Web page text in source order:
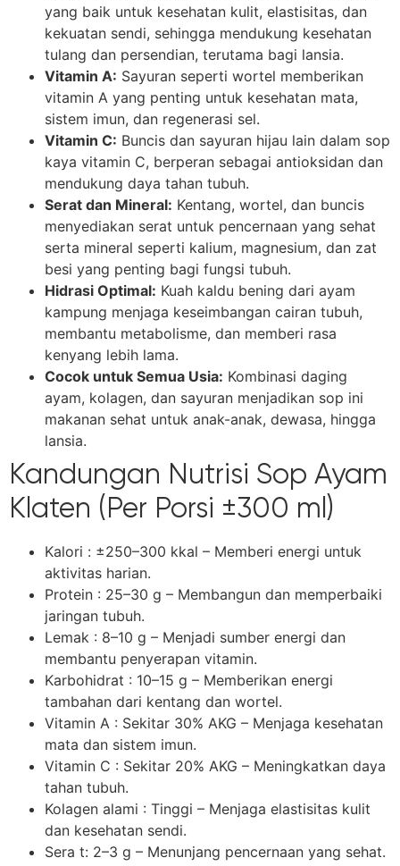
yang baik untuk kesehatan kulit, elastisitas, dan
kekuatan sendi, sehingga mendukung kesehatan
tulang dan persendian, terutama bagi lansia.
Vitamin A: Sayuran seperti wortel memberikan
vitamin A yang penting untuk kesehatan mata,
sistem imun, dan regenerasi sel.
Vitamin C: Buncis dan sayuran hijau lain dalam sop
kaya vitamin C, berperan sebagai antioksidan dan
mendukung daya tahan tubuh.
Serat dan Mineral: Kentang, wortel, dan buncis
menyediakan serat untuk pencernaan yang sehat
serta mineral seperti kalium, magnesium, dan zat
besi yang penting bagi fungsi tubuh.
Hidrasi Optimal: Kuah kaldu bening dari ayam
kampung menjaga keseimbangan cairan tubuh,
membantu metabolisme, dan memberi rasa
kenyang lebih lama.
Cocok untuk Semua Usia: Kombinasi daging
ayam, kolagen, dan sayuran menjadikan sop ini
makanan sehat untuk anak-anak, dewasa, hingga
lansia.
Kandungan Nutrisi Sop Ayam
Klaten (Per Porsi ±300 ml)
Kalori : ±250–300 kkal – Memberi energi untuk
aktivitas harian.
Protein : 25–30 g – Membangun dan memperbaiki
jaringan tubuh.
Lemak : 8–10 g – Menjadi sumber energi dan
membantu penyerapan vitamin.
Karbohidrat : 10–15 g – Memberikan energi
tambahan dari kentang dan wortel.
Vitamin A : Sekitar 30% AKG – Menjaga kesehatan
mata dan sistem imun.
Vitamin C : Sekitar 20% AKG – Meningkatkan daya
tahan tubuh.
Kolagen alami : Tinggi – Menjaga elastisitas kulit
dan kesehatan sendi.
Sera t: 2–3 g – Menunjang pencernaan yang sehat.